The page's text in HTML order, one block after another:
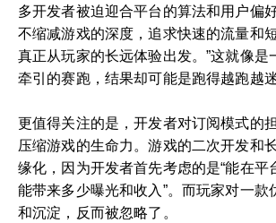
多开发者被迫迎合平台的算法和用户偏
不缩减游戏的深度，追求快速的流量和
真正从玩家的长远体验出发。”这就像是
牵引的赛跑，结果却可能是跑得越跑越迷
更值得关注的是，开发者对订阅模式的
压缩游戏的生命力。游戏的二次开发和
缘化，因为开发者首先考虑的是“能在平
能带来多少曝光和收入”。而玩家对一款
和沉淀，反而被忽略了。